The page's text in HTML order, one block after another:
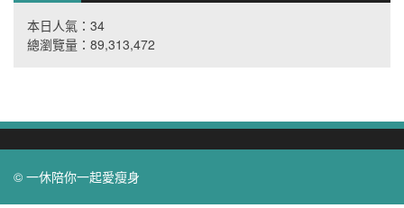
本日人氣：34
總瀏覽量：89,313,472
© 一休陪你一起愛瘦身